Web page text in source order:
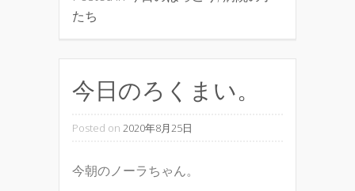
たち
今日のろくまい。
Posted on 2020年8月25日
今朝のノーラちゃん。